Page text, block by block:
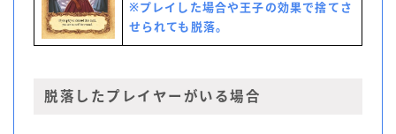
※プレイした場合や王子の効果で捨てさ
せられても脱落。
脱落したプレイヤーがいる場合